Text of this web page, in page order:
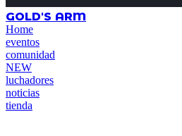
GOLD'S ARM
Home
eventos
comunidad
NEW
luchadores
noticias
tienda